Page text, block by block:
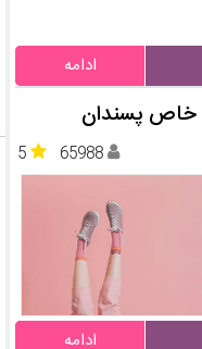
ادامه
5
65988
ادامه